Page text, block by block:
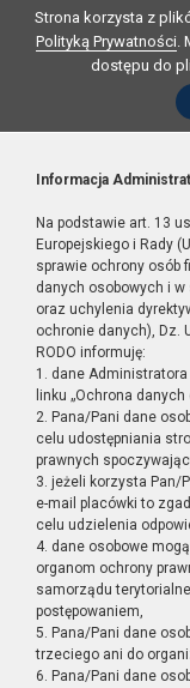
Strona korzysta z
Polityką Prywatności.
dostępu do
Informacja
Na podstawie art. 13
Europejskiego i Rady
sprawie ochrony osób
danych osobowych i w
oraz uchylenia
ochronie danych), Dz.
RODO informuję:
1. dane
linku „Ochrona danych
2. Pana/Pani dane
celu udostępniania
prawnych
3. jeżeli korzysta Pan/
e-mail placówki to
celu udzielenia
4. dane osobowe
organom ochrony
samorządu
postępowaniem,
5. Pana/Pani dane
trzeciego ani do
6. Pana/Pani dane